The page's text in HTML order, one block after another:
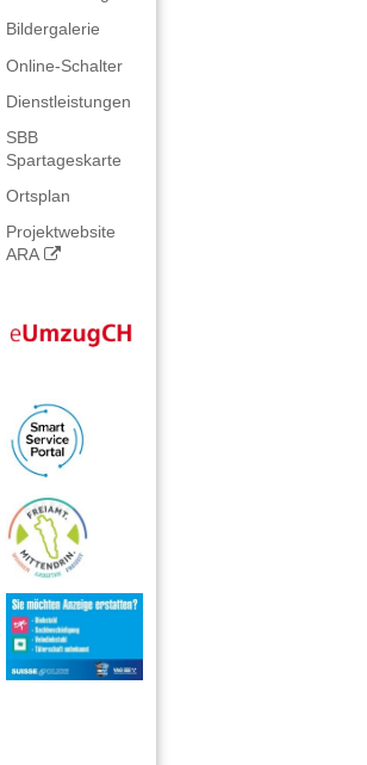
Bildergalerie
Online-Schalter
Dienstleistungen
SBB
Spartageskarte
Ortsplan
Projektwebsite
ARA